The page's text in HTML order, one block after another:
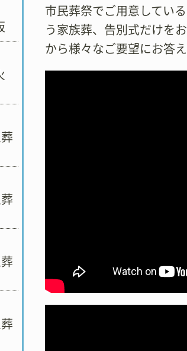
市民葬祭でご用意してい
う家族葬、告別式だけを
から様々なご要望にお答